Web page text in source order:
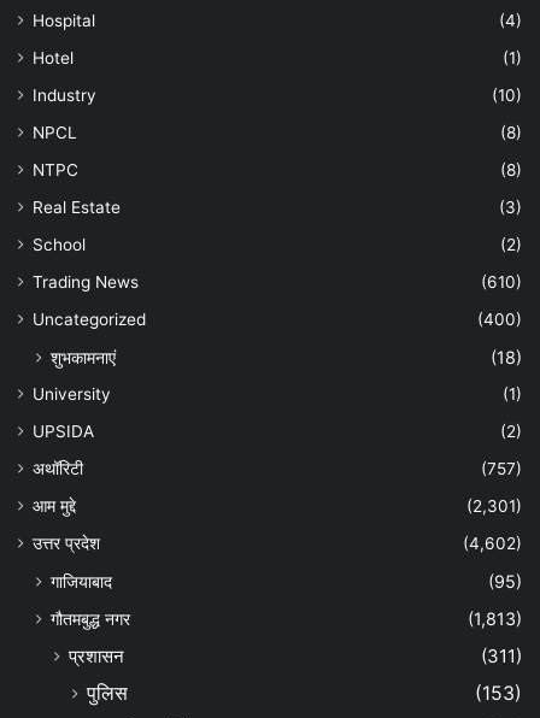
Hospital
(4)
Hotel
(1)
Industry
(10)
NPCL
(8)
NTPC
(8)
Real Estate
(3)
School
(2)
Trading News
(610)
Uncategorized
(400)
शुभकामनाएं (18)
University
(1)
UPSIDA
(2)
अथॉरिटी
(757)
आम मुद्दे
(2,301)
उत्तर प्रदेश
(4,602)
गाजियाबाद
(95)
गौतमबुद्ध नगर
(1,813)
प्रशासन
(311)
पुलिस
(153)